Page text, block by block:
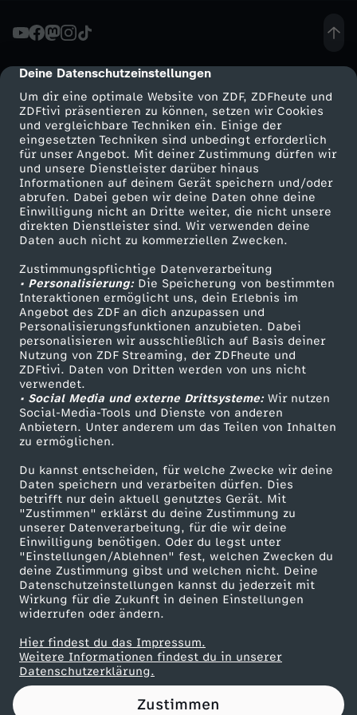
cmp-dialog-description
Deine Datenschutzeinstellungen
Um dir eine optimale Website von ZDF, ZDFheute und
ZDFtivi präsentieren zu können, setzen wir Cookies
und vergleichbare Techniken ein. Einige der
eingesetzten Techniken sind unbedingt erforderlich
für unser Angebot. Mit deiner Zustimmung dürfen wir
und unsere Dienstleister darüber hinaus
Informationen auf deinem Gerät speichern und/oder
abrufen. Dabei geben wir deine Daten ohne deine
Einwilligung nicht an Dritte weiter, die nicht unsere
direkten Dienstleister sind. Wir verwenden deine
Daten auch nicht zu kommerziellen Zwecken.
Zustimmungspflichtige Datenverarbeitung
• Personalisierung:Die Speicherung von bestimmten
Interaktionen ermöglicht uns, dein Erlebnis im
Angebot des ZDF an dich anzupassen und
Personalisierungsfunktionen anzubieten. Dabei
personalisieren wir ausschließlich auf Basis deiner
Nutzung von ZDF Streaming, der ZDFheute und
ZDFtivi. Daten von Dritten werden von uns nicht
verwendet.
• Social Media und externe Drittsysteme:Wir nutzen
Social-Media-Tools und Dienste von anderen
Anbietern. Unter anderem um das Teilen von Inhalten
zu ermöglichen.
Du kannst entscheiden, für welche Zwecke wir deine
Daten speichern und verarbeiten dürfen. Dies
betrifft nur dein aktuell genutztes Gerät. Mit
"Zustimmen" erklärst du deine Zustimmung zu
unserer Datenverarbeitung, für die wir deine
Einwilligung benötigen. Oder du legst unter
"Einstellungen/Ablehnen" fest, welchen Zwecken du
deine Zustimmung gibst und welchen nicht. Deine
Datenschutzeinstellungen kannst du jederzeit mit
Wirkung für die Zukunft in deinen Einstellungen
widerrufen oder ändern.
Hier findest du das Impressum.
Weitere Informationen findest du in unserer
Datenschutzerklärung.
Zustimmen
f
.
A
n
d
r
e
a
s
D
i
t
t
m
a
n
n
z
Mehr ZDF
ZDF-Apps
Smart TV
ZDFtext
Livestreams
Sendungen A-Z
TV-Programm
Service
ZDFmitreden
Kontakt zum ZDF
Tickets
Zuschauerservice
Hilfe
ZDF Unternehmen
Karriere
ZDF goes Schule
Werbefernsehen
Mainzelmännchen
Partner